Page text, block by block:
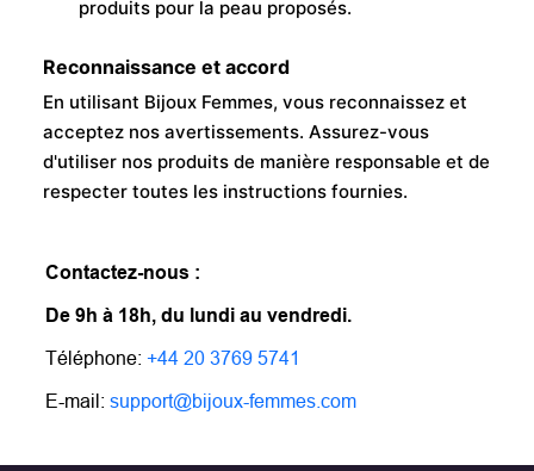
produits pour la peau proposés.
Reconnaissance et accord
En utilisant Bijoux Femmes, vous reconnaissez et
acceptez nos avertissements. Assurez-vous
d'utiliser nos produits de manière responsable et de
respecter toutes les instructions fournies.
Contactez-nous :
De 9h à 18h, du lundi au vendredi.
Téléphone: +44 20 3769 5741
E-mail: support@bijoux-femmes.com